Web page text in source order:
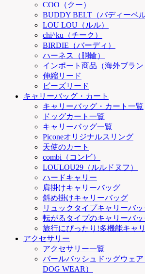
COO（クー）
BUDDY BELT（バディーベル
LOU LOU（ルル）
chi^ku（チーク）
BIRDIE（バーディ）
ハーネス（胴輪）
インポート商品（海外ブラン
伸縮リード
ビーズリード
キャリーバッグ・カート
キャリーバッグ・カート一覧
ドッグカート一覧
キャリーバッグ一覧
Piconeオリジナルスリング
天使のカート
combi（コンビ）
LOULOU29（ルルドヌフ）
ハードキャリー
肩掛けキャリーバッグ
斜め掛けキャリーバッグ
リュックタイプキャリーバ
転がるタイプのキャリーバッ
旅行にぴったり!多機能キャ
アクセサリー
アクセサリー一覧
バールバッシュドッグウェ
DOG WEAR）